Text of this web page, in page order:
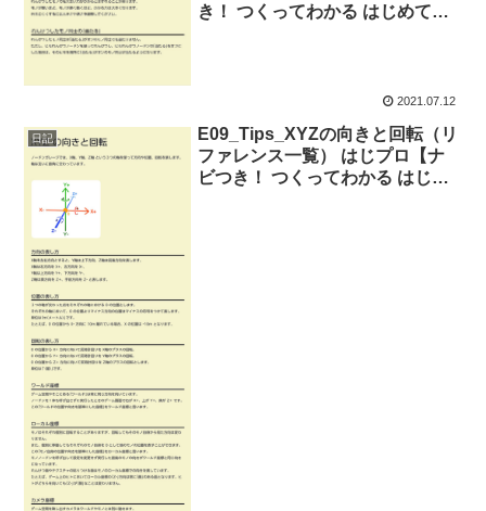
き！ つくってわかる はじめてゲ
2021.07.12
日記
E09_Tips_XYZの向きと回転（リ
ファレンス一覧） はじプロ【ナ
ビつき！ つくってわかる はじめ